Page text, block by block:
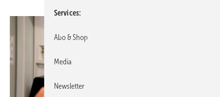
Services
Abo & Shop
Media
Newsletter